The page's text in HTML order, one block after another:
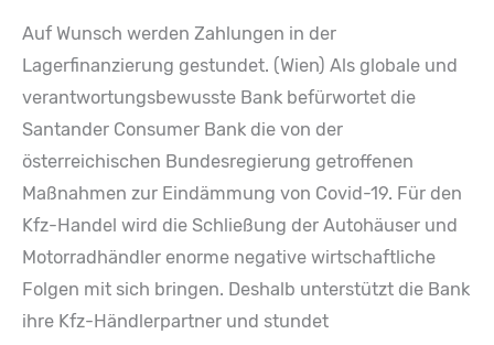
Auf Wunsch werden Zahlungen in der
Lagerfinanzierung gestundet. (Wien) Als globale und
verantwortungsbewusste Bank befürwortet die
Santander Consumer Bank die von der
österreichischen Bundesregierung getroffenen
Maßnahmen zur Eindämmung von Covid-19. Für den
Kfz-Handel wird die Schließung der Autohäuser und
Motorradhändler enorme negative wirtschaftliche
Folgen mit sich bringen. Deshalb unterstützt die Bank
ihre Kfz-Händlerpartner und stundet